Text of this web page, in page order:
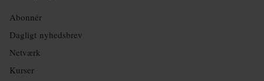
Abonnér
Dagligt nyhedsbrev
Netværk
Kurser